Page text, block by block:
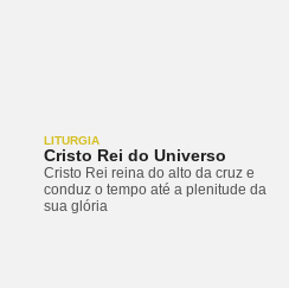
LITURGIA
Cristo Rei do Universo
Cristo Rei reina do alto da cruz e
conduz o tempo até a plenitude da
sua glória